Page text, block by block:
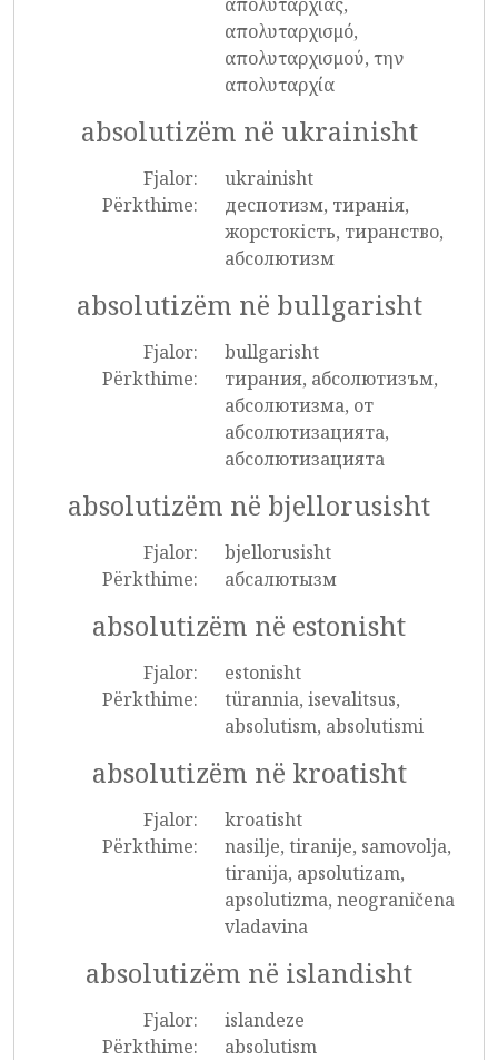
απολυταρχισμό,
απολυταρχισμού, την
απολυταρχία
absolutizëm në ukrainisht
Fjalor:
ukrainisht
Përkthime:
деспотизм, тиранія,
жорстокість, тиранство,
абсолютизм
absolutizëm në bullgarisht
Fjalor:
bullgarisht
Përkthime:
тирания, абсолютизъм,
абсолютизма, от
абсолютизацията,
абсолютизацията
absolutizëm në bjellorusisht
Fjalor:
bjellorusisht
Përkthime:
абсалютызм
absolutizëm në estonisht
Fjalor:
estonisht
Përkthime:
türannia, isevalitsus,
absolutism, absolutismi
absolutizëm në kroatisht
Fjalor:
kroatisht
Përkthime:
nasilje, tiranije, samovolja,
tiranija, apsolutizam,
apsolutizma, neograničena
vladavina
absolutizëm në islandisht
Fjalor:
islandeze
Përkthime:
absolutism